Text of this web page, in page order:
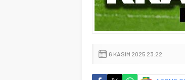
6 KASIM 2025 23:22